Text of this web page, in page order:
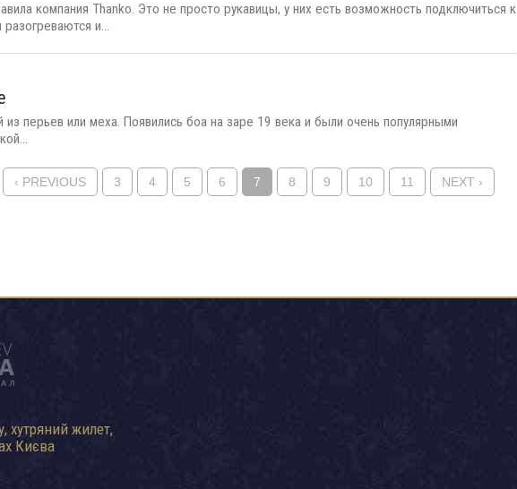
компания Thanko. Это не просто рукавицы, у них есть возможность подключиться к
и...
перьев или меха. Появились боа на заре 19 века и были очень популярными
‹ PREVIOUS 3 4 5 6 7 8 9 10 11 NEXT ›
хутряний жилет,
Києва